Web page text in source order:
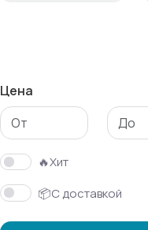
Другое
Цена
🔥Хит
📦С доставкой